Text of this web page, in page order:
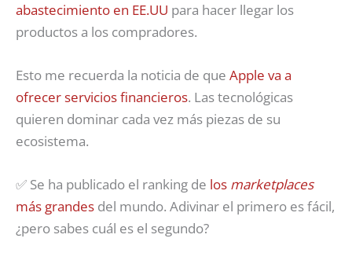
abastecimiento en EE.UU para hacer llegar los
productos a los compradores.
Esto me recuerda la noticia de que Apple va a
ofrecer servicios financieros. Las tecnológicas
quieren dominar cada vez más piezas de su
ecosistema.
✅ Se ha publicado el ranking de los marketplaces
más grandes del mundo. Adivinar el primero es fácil,
¿pero sabes cuál es el segundo?